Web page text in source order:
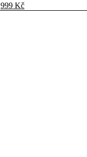
Původní
999 KčAktuální